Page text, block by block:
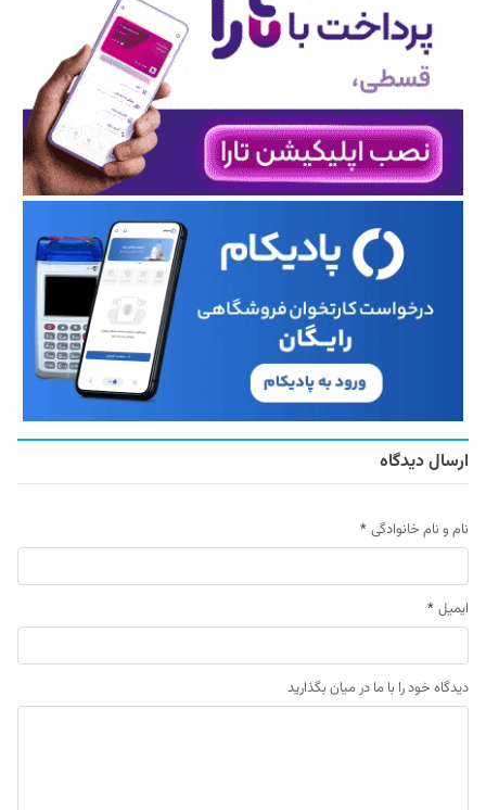
ارسال دیدگاه
نام و نام خانوادگی *
ایمیل *
دیدگاه خود را با ما در میان بگذارید